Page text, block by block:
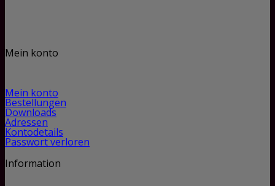
Mein konto
Mein konto
Bestellungen
Downloads
Adressen
Kontodetails
Passwort verloren
Information